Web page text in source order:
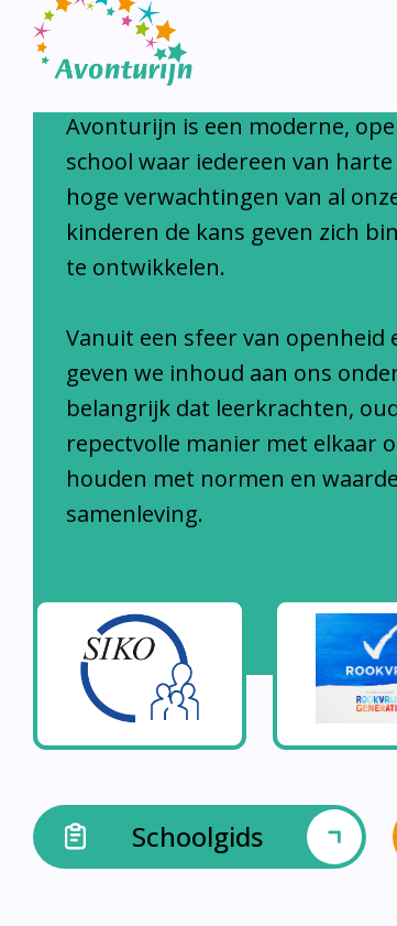
Avonturijn laat
Avonturijn is een moderne,
school waar iedereen van
hoge verwachtingen van al
kinderen de kans geven zich
te ontwikkelen.
Vanuit een sfeer van openheid
geven we inhoud aan ons
belangrijk dat leerkrachten,
repectvolle manier met elkaar
houden met normen en
samenleving.
Schoolgids